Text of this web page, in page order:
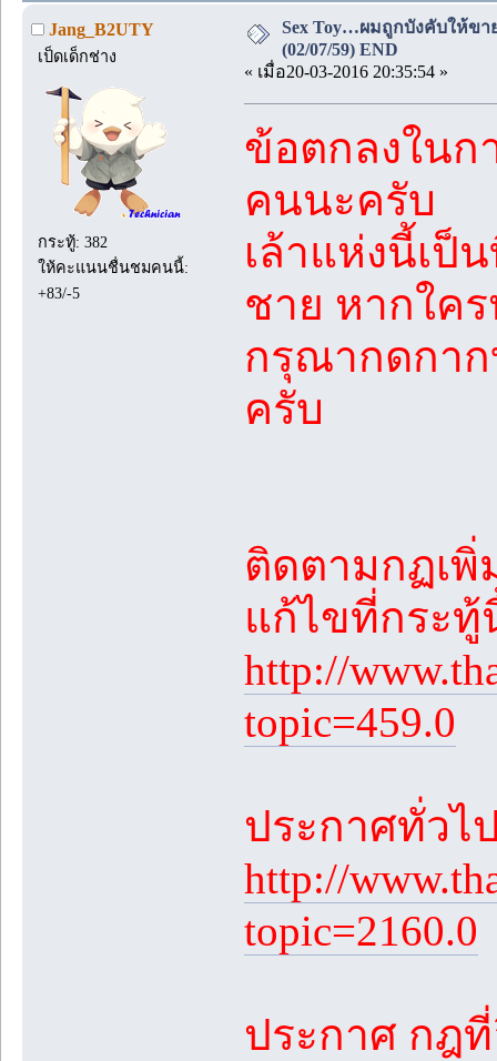
Jang_B2UTY
เป็ดเด็กช่าง
กระทู้: 382
ให้คะแนนชื่นชมคนนี้:
+83/-5
Sex Toy…ผมถูกบังคับให้ขาย
(02/07/59) END
« เมื่อ20-03-2016 20:35:54 »
ข้อตกลงในก
คนนะครับ
เล้าแห่งนี้เป็
ชาย หากใค
กรุณากดกา
ครับ
ติดตามกฏเพิ่
แก้ไขที่กระ
http://
topic=459.0
ประกาศทั่ว
http://
topic=2160.0
ประกาศ กฎ